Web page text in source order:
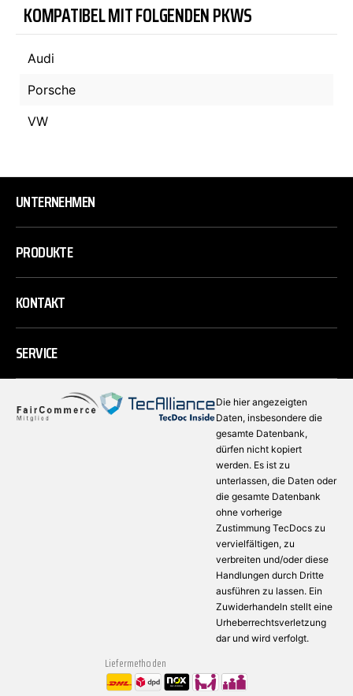
KOMPATIBEL MIT FOLGENDEN PKWS
Audi
Porsche
VW
UNTERNEHMEN
PRODUKTE
KONTAKT
SERVICE
Die hier angezeigten
Daten, insbesondere die
gesamte Datenbank,
dürfen nicht kopiert
werden. Es ist zu
unterlassen, die Daten oder
die gesamte Datenbank
ohne vorherige
Zustimmung TecDocs zu
vervielfältigen, zu
verbreiten und/oder diese
Handlungen durch Dritte
ausführen zu lassen. Ein
Zuwiderhandeln stellt eine
Urheberrechtsverletzung
dar und wird verfolgt.
Liefermethoden